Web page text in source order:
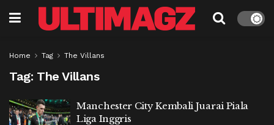
Home Tag The Villans
Tag: The Villans
Manchester City Kembali Juarai Piala
Liga Inggris